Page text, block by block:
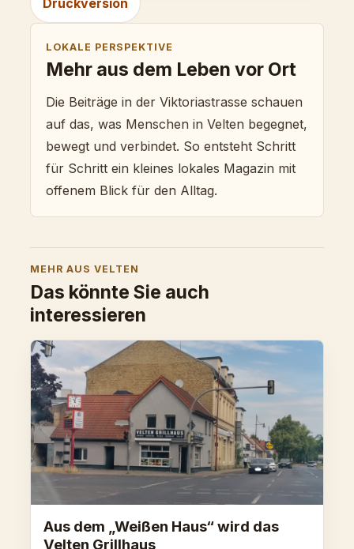
Druckversion
LOKALE PERSPEKTIVE
Mehr aus dem Leben vor Ort
Die Beiträge in der Viktoriastrasse schauen
auf das, was Menschen in Velten begegnet,
bewegt und verbindet. So entsteht Schritt
für Schritt ein kleines lokales Magazin mit
offenem Blick für den Alltag.
MEHR AUS VELTEN
Das könnte Sie auch
interessieren
Aus dem „Weißen Haus“ wird das
Velten Grillhaus